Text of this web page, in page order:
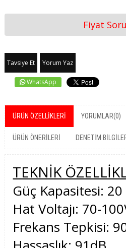
Fiyat
Tavsiye Et Yorum Yaz
WhatsApp
ÜRÜN ÖZELLIKLERI YORUMLAR(0)
ÜRÜN ÖNERILERI DENETIM
TEKNİK
Güç Kapasitesi:
Hat Voltajı: 70-
Frekans Tepkisi: